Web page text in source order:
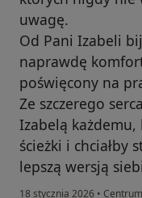
uwagę.
Od Pani Izabeli
naprawdę
poświęcony na
Ze szczerego
Izabelą
ścieżki i chciałby
lepszą wersją
18 stycznia 2026 •